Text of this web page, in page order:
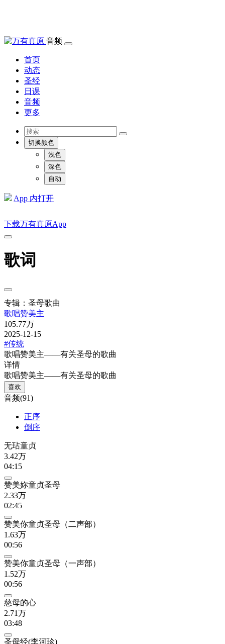
音频
首页
动态
圣经
日课
音频
更多
切换颜色
浅色
深色
自动
App 内打开
下载万有真原App
歌词
专辑：圣母歌曲
歌唱赞美主
105.77万
2025-12-15
#传统
歌唱赞美主——有关圣母的歌曲
详情
歌唱赞美主——有关圣母的歌曲
喜欢
音频(91)
正序
倒序
无玷童贞
3.42万
04:15
赞美妳童贞圣母
2.33万
02:45
赞美你童贞圣母（二声部）
1.63万
00:56
赞美你童贞圣母（一声部）
1.52万
00:56
慈母的心
2.71万
03:48
圣母经(李河珍)